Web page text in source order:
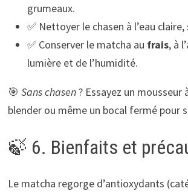
grumeaux.
✅ Nettoyer le chasen à l’eau claire,
✅ Conserver le matcha au frais, à
lumière et de l’humidité.
🎯 Sans chasen? Essayez un mousseur
blender ou même un bocal fermé pour
🍃 6. Bienfaits et
Le matcha regorge d’antioxydants